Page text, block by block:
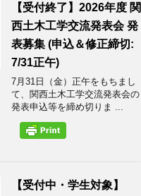
【受付終了】2026年度 関
西土木工学交流発表会 発
表募集 (申込＆修正締切:
7/31正午)
7月31日（金）正午をもちまし
て、関西土木工学交流発表会の
発表申込等を締め切りま ...
【受付中・学生対象】